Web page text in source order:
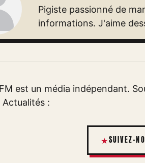
Pigiste passionné de
informations. J'aime
est un média indépendant.
Actualités :
SUIVEZ-